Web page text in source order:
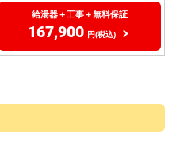
給湯器＋工事＋無料保証
167,900 円(税込)